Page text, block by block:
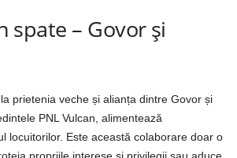
spate – Govor și
prietenia veche și alianța dintre Govor și
PNL Vulcan, alimentează
locuitorilor. Este această colaborare doar o
propriile interese și privilegii sau aduce